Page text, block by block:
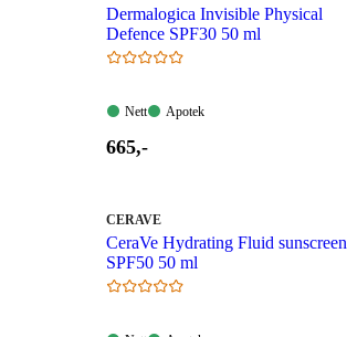
Dermalogica Invisible Physical
Defence SPF30 50 ml
Nett:
Nett
Apotek:
Apotek
Pris:
665,-
MERKE:
CERAVE
CeraVe Hydrating Fluid sunscreen
SPF50 50 ml